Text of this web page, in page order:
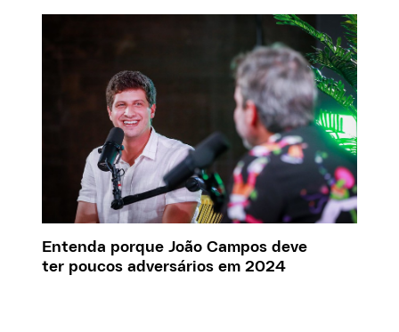
Entenda porque João Campos deve
ter poucos adversários em 2024